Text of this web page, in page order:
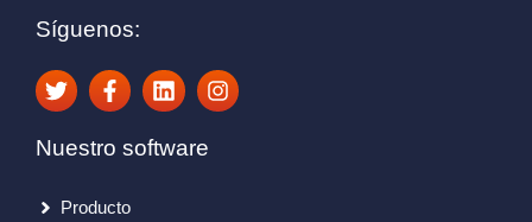
Síguenos:
Nuestro software
Producto